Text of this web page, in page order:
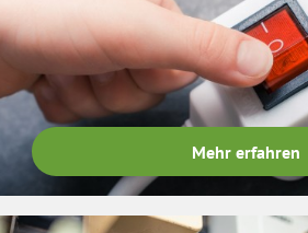
Mehr erfahren